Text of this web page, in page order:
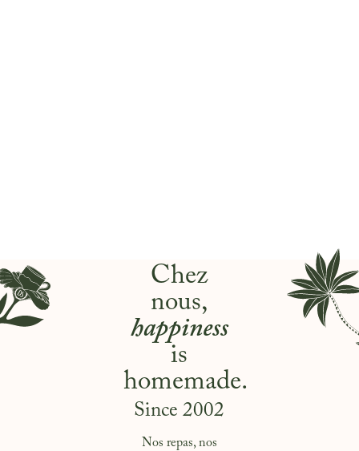
Chez
nous,
happiness
is
homemade.
Since 2002
Nos repas, nos